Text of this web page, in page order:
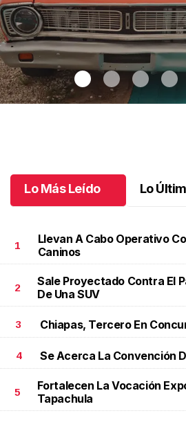
Autos clásicos invaden Tuxtla Gutiérrez .
clásicos invaden Tuxtla Gutiérrez
Lo Más Leído Lo
1
Llevan A Cabo Operativo
Caninos
2
Sale Proyectado Contra El
De Una SUV
3 Chiapas, Tercero En
4 Se Acerca La Convención
5
Fortalecen La Vocación
Tapachula